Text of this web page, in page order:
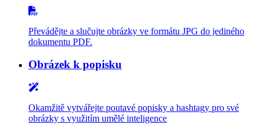
Převádějte a slučujte obrázky ve formátu JPG do jediného
dokumentu PDF.
Obrázek k popisku
Okamžitě vytvářejte poutavé popisky a hashtagy pro své
obrázky s využitím umělé inteligence